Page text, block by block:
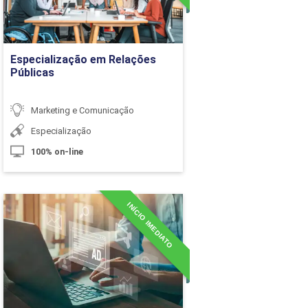
10h
10h
10h
60h
Horária
10h
10h
Especialização em Relações
Públicas
Marketing e Comunicação
Especialização
100% on-line
Ir para Inscrição
INÍCIO IMEDIATO
MBA em Marketing Digital
Detalhes do curso
Ir para Inscrição